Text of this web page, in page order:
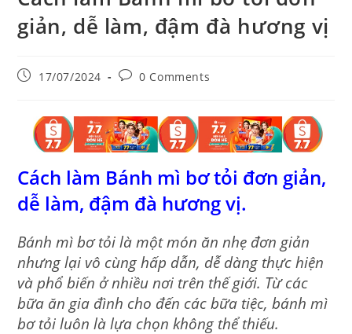
giản, dễ làm, đậm đà hương vị
Post17/07/2024
Post0 Comments
Cách làm Bánh mì bơ tỏi đơn giản,
dễ làm, đậm đà hương vị.
Bánh mì bơ tỏi là một món ăn nhẹ đơn giản
nhưng lại vô cùng hấp dẫn, dễ dàng thực hiện
và phổ biến ở nhiều nơi trên thế giới. Từ các
bữa ăn gia đình cho đến các bữa tiệc, bánh mì
bơ tỏi luôn là lựa chọn không thể thiếu.